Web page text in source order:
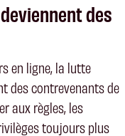
des
en ligne, la lutte
des contrevenants de
aux règles, les
toujours plus